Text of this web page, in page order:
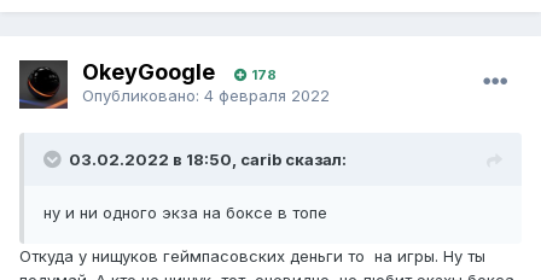
OkeyGoogle 178
Опубликовано: 4 февраля 2022
03.02.2022 в 18:50, carib сказал:
ну и ни одного экза на боксе в топе
Откуда у нищуков геймпасовских деньги то на игры. Ну ты